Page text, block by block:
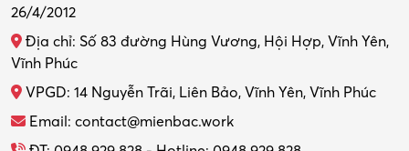
26/4/2012
Địa chỉ: Số 83 đường Hùng Vương, Hội Hợp, Vĩnh Yên,
Vĩnh Phúc
VPGD: 14 Nguyễn Trãi, Liên Bảo, Vĩnh Yên, Vĩnh Phúc
Email: contact@mienbac.work